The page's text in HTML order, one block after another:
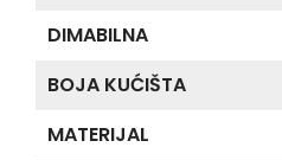
DIMABILNA
BOJA KUĆIŠTA
MATERIJAL